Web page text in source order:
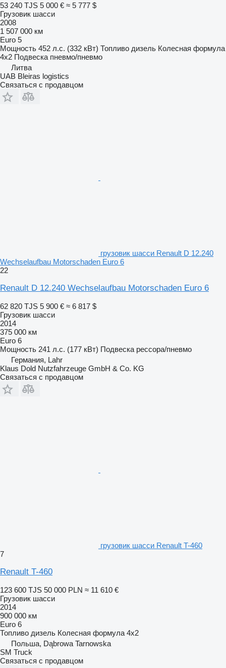
53 240 TJS 5 000 € ≈ 5 777 $
Грузовик шасси
2008
1 507 000 км
Euro 5
Мощность 452 л.с. (332 кВт) Топливо дизель Колесная формула
4x2 Подвеска пневмо/пневмо
Литва
UAB Bleiras logistics
Связаться с продавцом
грузовик шасси Renault D 12.240
Wechselaufbau Motorschaden Euro 6
22
Renault D 12.240 Wechselaufbau Motorschaden Euro 6
62 820 TJS 5 900 € ≈ 6 817 $
Грузовик шасси
2014
375 000 км
Euro 6
Мощность 241 л.с. (177 кВт) Подвеска рессора/пневмо
Германия, Lahr
Klaus Dold Nutzfahrzeuge GmbH & Co. KG
Связаться с продавцом
грузовик шасси Renault T-460
7
Renault T-460
123 600 TJS 50 000 PLN ≈ 11 610 €
Грузовик шасси
2014
900 000 км
Euro 6
Топливо дизель Колесная формула 4x2
Польша, Dąbrowa Tarnowska
SM Truck
Связаться с продавцом